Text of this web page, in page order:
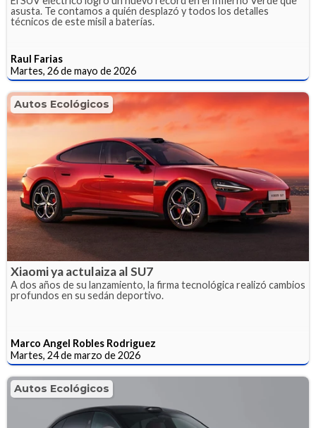
asusta. Te contamos a quién desplazó y todos los detalles
técnicos de este misil a baterías.
Raul Farias
Martes, 26 de mayo de 2026
Autos Ecológicos
Xiaomi ya actulaiza al SU7
A dos años de su lanzamiento, la firma tecnológica realizó cambios
profundos en su sedán deportivo.
Marco Angel Robles Rodriguez
Martes, 24 de marzo de 2026
Autos Ecológicos